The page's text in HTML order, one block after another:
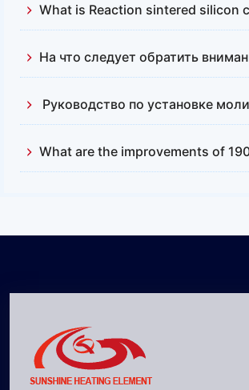
What is Reaction sintered silicon
На что следует обратить внимание при установке и замене нагревательных
Руководство по установке молибдендисилицидных (Mosi2)
What are the improvements of 1900 Grade mosi2 heating